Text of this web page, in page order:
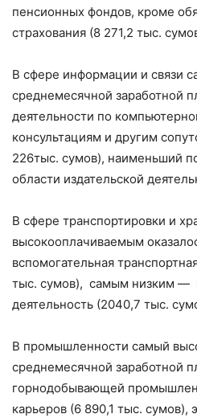
пенсионных фондов, кроме
страхования (8 271,2 тыс.
В сфере информации и связи
среднемесячной заработной
деятельности по
консультациям и другим
226тыс. сумов), наименьший
области издательской
В сфере транспортировки и
высокооплачиваемым
вспомогательная
тыс. сумов), самым низким —
деятельность (2040,7 тыс.
В промышленности самый
среднемесячной заработной
горнодобывающей
карьеров (6 890,1 тыс. сумов),